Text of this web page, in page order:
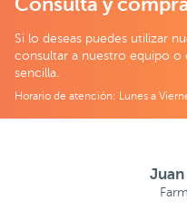
Si lo deseas puedes utilizar
consultar a nuestro equipo o
sencilla.
Horario de atención: Lunes a